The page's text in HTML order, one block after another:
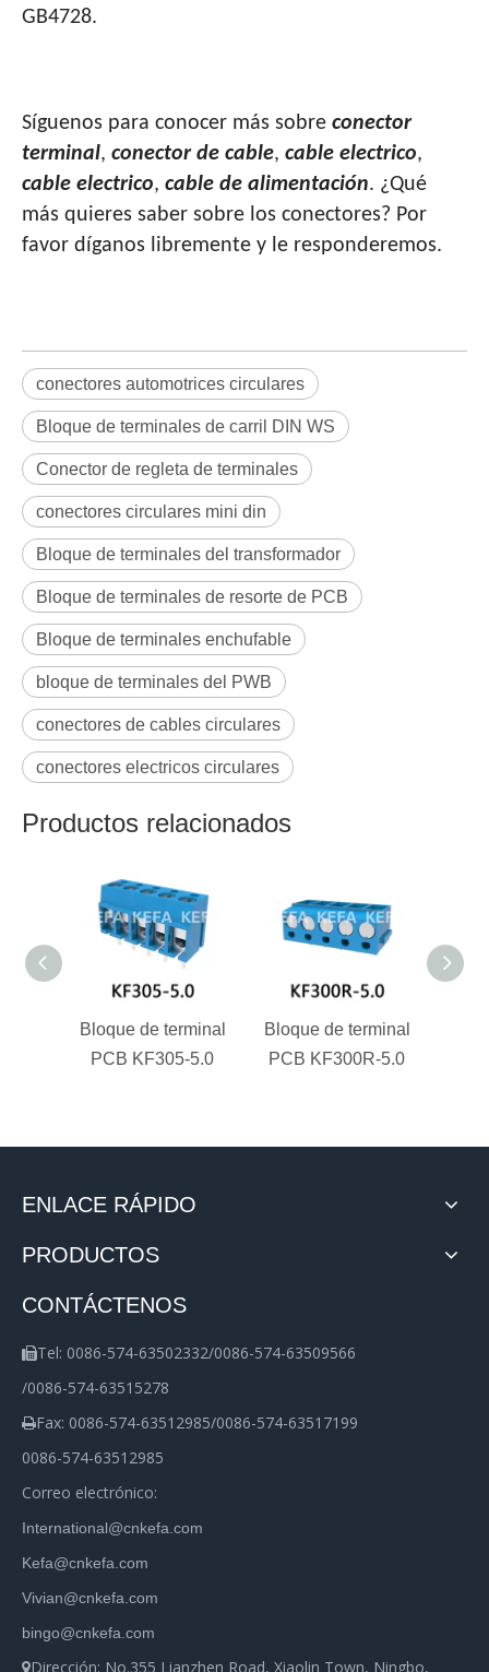
GB4728.
Síguenos para conocer más sobre conector
terminal, conector de cable, cable electrico,
cable electrico, cable de alimentación. ¿Qué
más quieres saber sobre los conectores? Por
favor díganos libremente y le responderemos.
conectores automotrices circulares
Bloque de terminales de carril DIN WS
Conector de regleta de terminales
conectores circulares mini din
Bloque de terminales del transformador
Bloque de terminales de resorte de PCB
Bloque de terminales enchufable
bloque de terminales del PWB
conectores de cables circulares
conectores electricos circulares
Productos relacionados
Bloque de terminal
PCB KF305-5.0
Bloque de terminal
PCB KF300R-5.0
ENLACE RÁPIDO
PRODUCTOS
CONTÁCTENOS
Tel: 0086-574-63502332/0086-574-63509566
/0086-574-63515278
Fax: 0086-574-63512985/0086-574-63517199
0086-574-63512985
Correo electrónico:
International@cnkefa.com
Kefa@cnkefa.com
Vivian@cnkefa.com
bingo@cnkefa.com
Dirección: No.355 Lianzhen Road, Xiaolin Town, Ningbo,